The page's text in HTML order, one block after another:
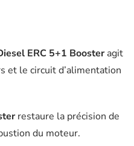
ERC 5+1 Booster agit
et le circuit d’alimentation
restaure la précision de
du moteur.